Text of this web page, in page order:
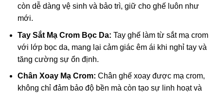
còn dễ dàng vệ sinh và bảo trì, giữ cho ghế luôn như
mới.
Tay Sắt Mạ Crom Bọc Da: Tay ghế làm từ sắt mạ crom
với lớp bọc da, mang lại cảm giác êm ái khi nghỉ tay và
tăng cường sự ổn định.
Chân Xoay Mạ Crom: Chân ghế xoay được mạ crom,
không chỉ đảm bảo độ bền mà còn tạo sự linh hoạt và